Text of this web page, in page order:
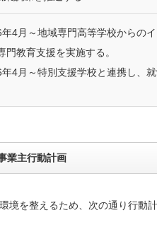
4月～地域専門高等学校からの
門教育支援を実施する。
4月～特別支援学校と連携し、
業主行動計画
境を整えるため、次の通り行動計